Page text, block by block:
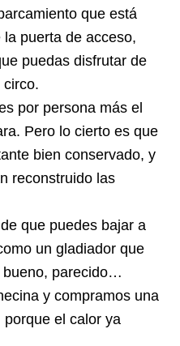
que está
puerta de acceso,
puedas disfrutar de
circo.
por persona más el
Pero lo cierto es que
bien conservado, y
reconstruido las
que puedes bajar a
un gladiador que
bueno, parecido…
y compramos una
el calor ya